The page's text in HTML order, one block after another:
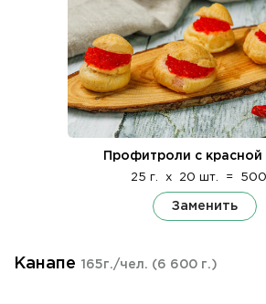
Профитроли с красной
25 г. x 20 шт. = 500
Заменить
Канапе 165г./чел. (6 600 г.)